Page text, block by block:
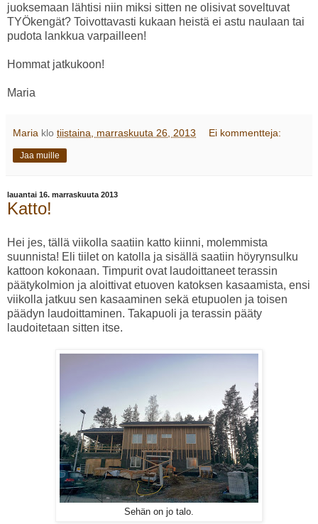
juoksemaan lähtisi niin miksi sitten ne olisivat soveltuvat
TYÖkengät? Toivottavasti kukaan heistä ei astu naulaan tai
pudota lankkua varpailleen!
Hommat jatkukoon!
Maria
Maria klo tiistaina, marraskuuta 26, 2013 Ei kommentteja:
Jaa muille
lauantai 16. marraskuuta 2013
Katto!
Hei jes, tällä viikolla saatiin katto kiinni, molemmista
suunnista! Eli tiilet on katolla ja sisällä saatiin höyrynsulku
kattoon kokonaan. Timpurit ovat laudoittaneet terassin
päätykolmion ja aloittivat etuoven katoksen kasaamista, ensi
viikolla jatkuu sen kasaaminen sekä etupuolen ja toisen
päädyn laudoittaminen. Takapuoli ja terassin pääty
laudoitetaan sitten itse.
Sehän on jo talo.